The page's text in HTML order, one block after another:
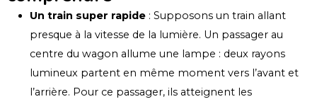
Un train super rapide : Supposons un train allant
presque à la vitesse de la lumière. Un passager au
centre du wagon allume une lampe : deux rayons
lumineux partent en même moment vers l’avant et
l’arrière. Pour ce passager, ils atteignent les